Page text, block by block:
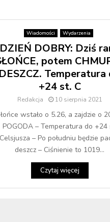
Wiadomości Wydarzenia
DZIEŃ DOBRY: Dziś
potem
DESZCZ. Temperatura
+24 st. C
Redakcja 10 sierpnia 2021
wstało o 5.26, a zajdzie o
POGODA – Temperatura do +24
Celsjusza – Po południu będzie
deszcz – Ciśnienie to 1019...
Czytaj więcej